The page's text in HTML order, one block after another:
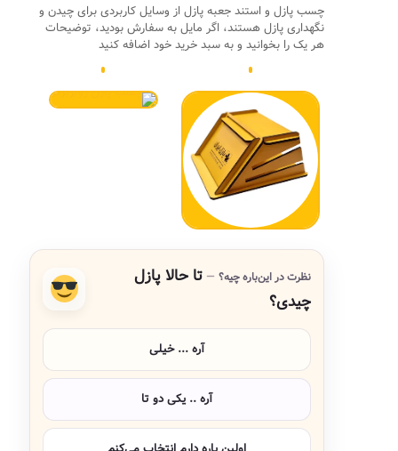
چسب پازل و استند جعبه پازل از وسایل کاربردی برای چیدن و
نگهداری پازل هستند، اگر مایل به سفارش بودید، توضیحات
هر یک را بخوانید و به سبد خرید خود اضافه کنید
نظرت در این‌باره چیه؟
تا حالا پازل
چیدی؟
آره ... خیلی
آره .. یکی دو تا